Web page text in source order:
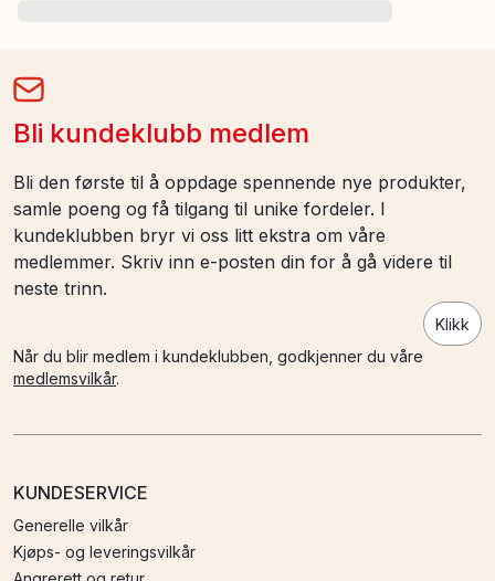
Bli kundeklubb medlem
Bli den første til å oppdage spennende nye produkter,
samle poeng og få tilgang til unike fordeler. I
kundeklubben bryr vi oss litt ekstra om våre
medlemmer. Skriv inn e-posten din for å gå videre til
neste trinn.
Klikk
Når du blir medlem i kundeklubben, godkjenner du våre
medlemsvilkår.
KUNDESERVICE
Generelle vilkår
Kjøps- og leveringsvilkår